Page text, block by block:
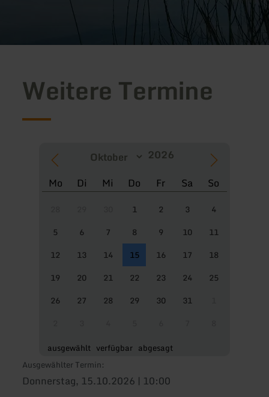
Weitere Termine
Mo Di Mi Do Fr Sa So
1 2 3
4
5
6 7 8 9 10
11
12
13 14 15 16 17
18
19
20 21 22 23 24
25
26
27 28 29 30 31
ausgewählt verfügbar abgesagt
Ausgewählter Termin:
Donnerstag, 15.10.2026 | 10:00